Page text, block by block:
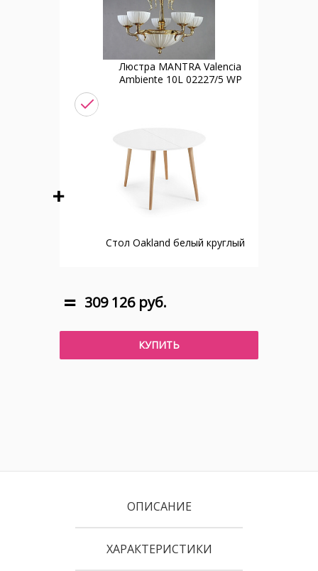
Люстра MANTRA Valencia
Ambiente 10L 02227/5 WP
Стол Oakland белый круглый
309 126 руб.
КУПИТЬ
ОПИСАНИЕ
ХАРАКТЕРИСТИКИ